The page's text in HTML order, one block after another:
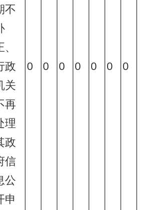
不
、
政
关
再
理
政
信
公
申
0 0 0 0 0 0 0